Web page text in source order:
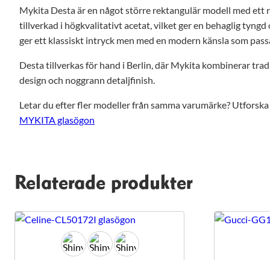
Mykita Desta är en något större rektangulär modell med ett
tillverkad i högkvalitativt acetat, vilket ger en behaglig tyngd
ger ett klassiskt intryck men med en modern känsla som
Desta tillverkas för hand i Berlin, där Mykita kombinerar
design och noggrann detaljfinish.
Letar du efter fler modeller från samma varumärke?
MYKITA glasögon
Relaterade produkter
hemsida ska
prestera så
bra som
möjligt under
Om du nekar
de här
kakorna
funktionalitet
att försvinna
Marknadsföring
intressen och ditt
beteende när du
surfar ökar du
chansen att få se